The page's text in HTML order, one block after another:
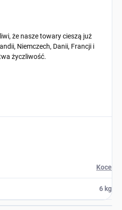
że nasze towary cieszą już
Niemczech, Danii, Francji i
życzliwość.
Koce
6 kg